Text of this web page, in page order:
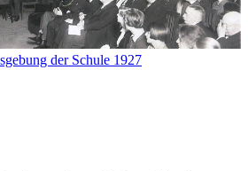
der Schule 1927